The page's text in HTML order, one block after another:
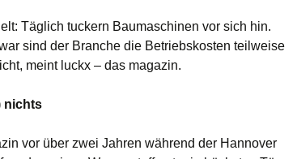
Täglich tuckern Baumaschinen vor sich hin.
sind der Branche die Betriebskosten teilweise
meint luckx – das magazin.
nichts
vor über zwei Jahren während der Hannover